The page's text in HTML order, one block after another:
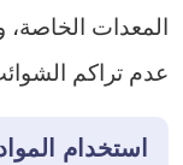
المعدات
عدم تراكم
استخدام